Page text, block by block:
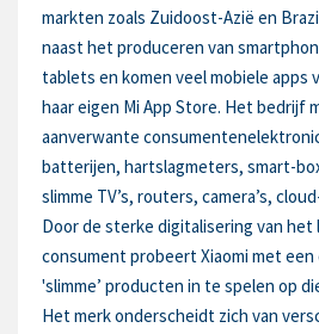
markten zoals Zuidoost-Azië en
naast het produceren van
tablets en komen veel mobiele apps
haar eigen Mi App Store. Het bedrijf
aanverwante
batterijen, hartslagmeters, smart-
slimme TV’s, routers, camera’s,
Door de sterke digitalisering van het
consument probeert Xiaomi met een
'slimme’ producten in te spelen op
Het merk onderscheidt zich van